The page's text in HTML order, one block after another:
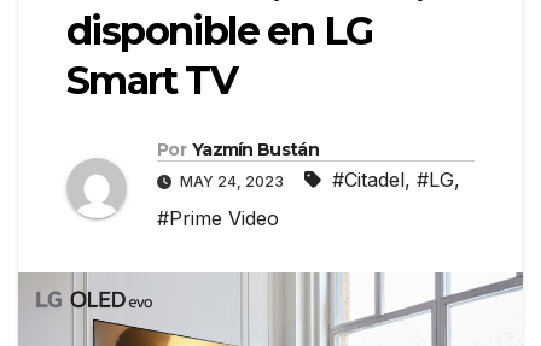
disponible en LG
Smart TV
Por Yazmín Bustán
MAY 24, 2023 #Citadel, #LG,
#Prime Video